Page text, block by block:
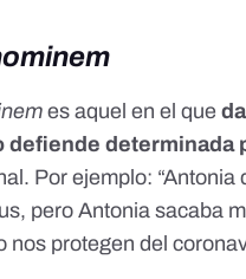
es aquel en el que
defiende determinada
Por ejemplo:
pero Antonia sacaba
nos protegen del